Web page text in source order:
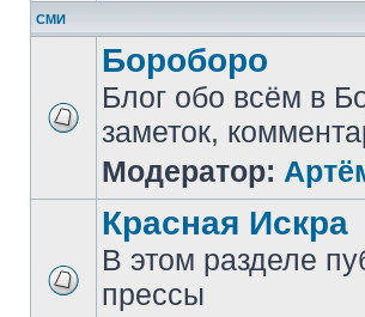
СМИ
Бороборо
Блог обо всём в
заметок,
Модератор:
Красная Искра
В этом разделе
прессы